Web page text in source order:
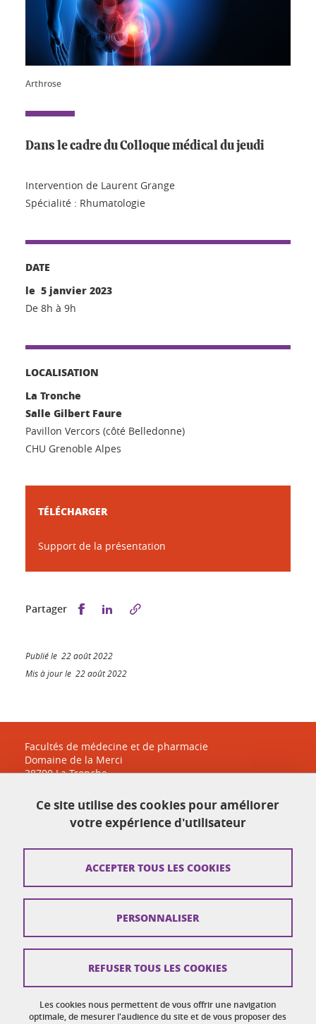
Arthrose
Dans le cadre du Colloque médical du jeudi
Intervention de Laurent Grange
Spécialité : Rhumatologie
DATE
le 5 janvier 2023
De 8h à 9h
LOCALISATION
La Tronche
Salle Gilbert Faure
Pavillon Vercors (côté Belledonne)
CHU Grenoble Alpes
TÉLÉCHARGER
Support de la présentation
Partager Partager sur Facebook
Partager sur LinkedIn
Publié le 22 août 2022
Mis à jour le 22 août 2022
Facultés de médecine et de pharmacie
Domaine de la Merci
38700 La Tronche
sante-accueil@univ-grenoble-alpes.fr
04 38 38 83 30
Crédits
Réclamation / Suggestion d'amélioration
Données personnelles
Gestion des cookies
Ce site utilise des cookies pour améliorer
votre expérience d'utilisateur
Les cookies nous permettent de vous offrir une navigation
optimale, de mesurer l'audience du site et de vous proposer des
ACCEPTER TOUS LES COOKIES
REFUSER TOUS LES COOKIES
PERSONNALISER